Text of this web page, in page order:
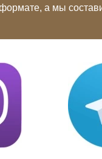
а мы